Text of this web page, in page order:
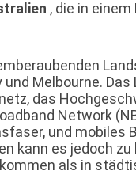
, die in
Melbourne.
das
Network
und
kann es jedoch
als in